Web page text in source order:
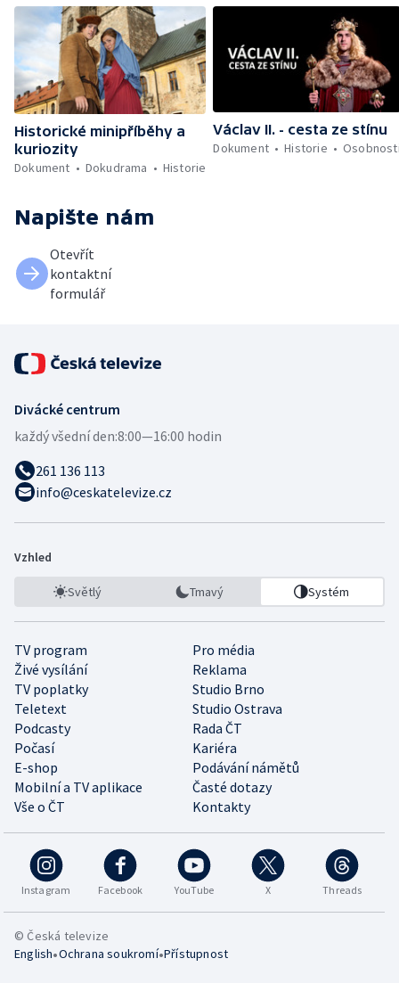
Historické minipříběhy a
kuriozity
Dokument
Dokudrama Historie
Václav II. - cesta ze stínu
Dokument
Historie
Napište nám
Otevřít
kontaktní
formulář
Divácké centrum
každý všední den:8:00—16:00 hodin
261 136 113
info@ceskatelevize.cz
Vzhled
Světlý Tmavý Systém
TV program
Pro média
Živé vysílání
Reklama
TV poplatky
Studio Brno
Teletext
Studio Ostrava
Podcasty
Rada ČT
Počasí
Kariéra
E-shop
Podávání námětů
Mobilní a TV aplikace
Časté dotazy
Vše o ČT
Kontakty
Instagram Facebook YouTube X Threads
© Česká televize
English•Ochrana soukromí•Přístupnost